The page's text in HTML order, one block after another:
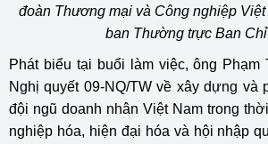
đoàn Thương mại và Công nghiệp
ban Thường trực Ban
Phát biểu tại buổi làm việc, ông Phạm
Nghị quyết 09-NQ/TW về xây dựng và
đội ngũ doanh nhân Việt Nam trong
nghiệp hóa, hiện đại hóa và hội nhập